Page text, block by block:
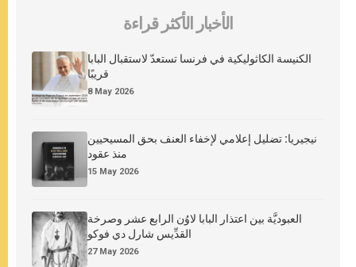
الأخبار الأكثر قراءة
الكنيسة الكاثوليكية في فرنسا تستعدّ لاستقبال البابا
قريبًا
8 May 2026
نيجيريا: تضليل إعلامي لإخفاء العنف بحق المسيحيين
منذ عقود
15 May 2026
العبوديَّة بين اعتذار البابا لاوُن الرابع عشر وصرخة
القدِّيس شارل دي فوكو
27 May 2026